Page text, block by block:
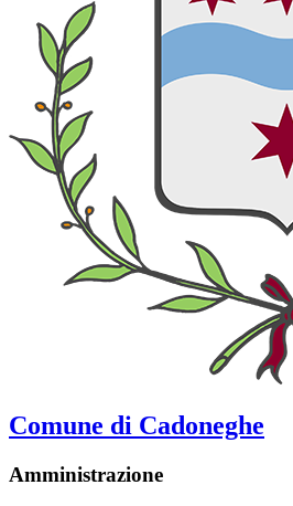
Comune di Cadoneghe
Amministrazione